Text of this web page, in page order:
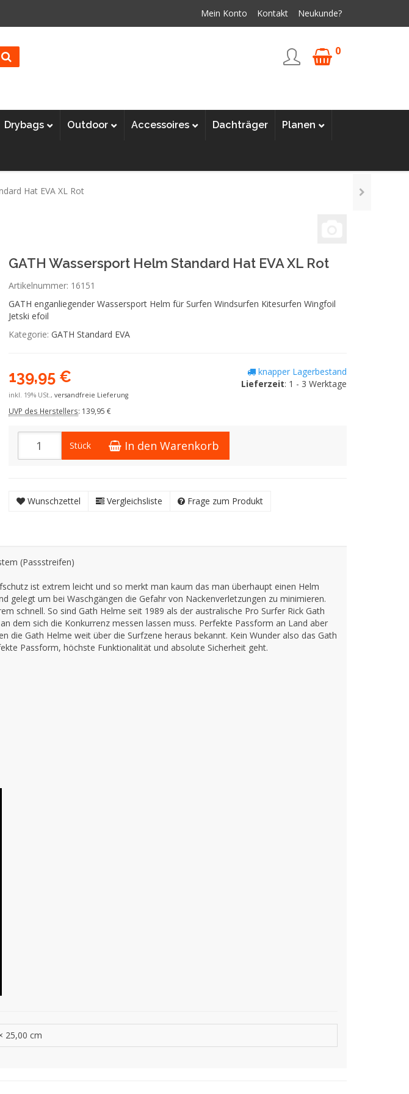
Mein Konto Kontakt Neukunde?
0
Drybags Outdoor Accessoires Dachträger Planen
Hat EVA XL Rot
GATH Wassersport Helm Standard Hat EVA XL Rot
Artikelnummer: 16151
GATH enganliegender Wassersport Helm für Surfen Windsurfen Kitesurfen Wingfoil
Jetski efoil
Kategorie: GATH Standard EVA
139,95 €
inkl. 19% USt., versandfreie Lieferung
UVP des Herstellers: 139,95 €
knapper Lagerbestand
Lieferzeit: 1 - 3 Werktage
Stück In den Warenkorb
Wunschzettel Vergleichsliste Frage zum Produkt
(Passstreifen)
ist extrem leicht und so merkt man kaum das man überhaupt einen Helm
gelegt um bei Waschgängen die Gefahr von Nackenverletzungen zu minimieren.
schnell. So sind Gath Helme seit 1989 als der australische Pro Surfer Rick Gath
dem sich die Konkurrenz messen lassen muss. Perfekte Passform an Land aber
Gath Helme weit über die Surfzene heraus bekannt. Kein Wunder also das Gath
Passform, höchste Funktionalität und absolute Sicherheit geht.
25,00 cm